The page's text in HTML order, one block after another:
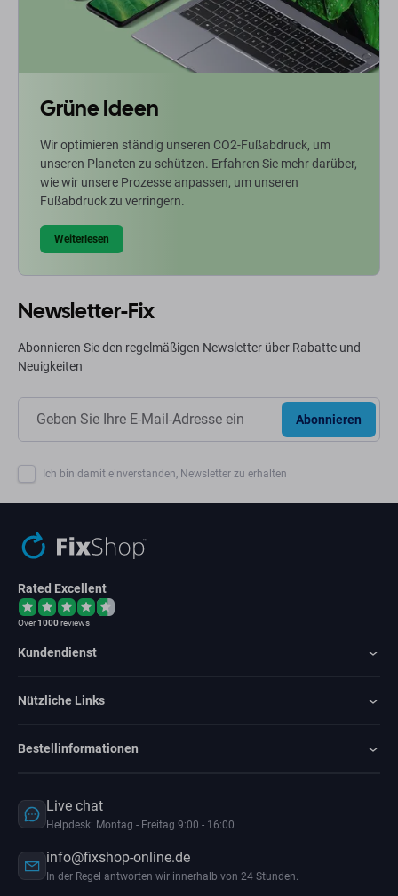
Grüne Ideen
Wir optimieren ständig unseren CO2-Fußabdruck, um
unseren Planeten zu schützen. Erfahren Sie mehr darüber,
wie wir unsere Prozesse anpassen, um unseren
Fußabdruck zu verringern.
Weiterlesen
Newsletter-Fix
Abonnieren Sie den regelmäßigen Newsletter über Rabatte und
Neuigkeiten
Abonnieren
Ich bin damit einverstanden, Newsletter zu erhalten
Rated Excellent
Over1000reviews
Kundendienst
Nützliche Links
Bestellinformationen
Live chat
Helpdesk: Montag - Freitag 9:00 - 16:00
info@fixshop-online.de
In der Regel antworten wir innerhalb von 24 Stunden.